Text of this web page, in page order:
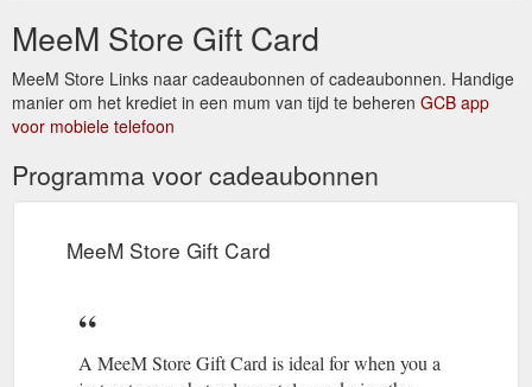
MeeM Store Gift Card
MeeM Store Links naar cadeaubonnen of cadeaubonnen. Handige
manier om het krediet in een mum van tijd te beheren GCB app
voor mobiele telefoon
Programma voor cadeaubonnen
MeeM Store Gift Card
A MeeM Store Gift Card is ideal for when you a